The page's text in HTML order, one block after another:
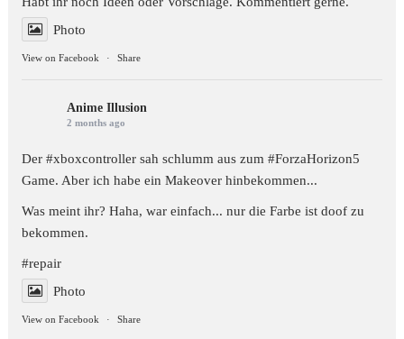
Photo
View on Facebook · Share
Anime Illusion
2 months ago
Der #xboxcontroller sah schlumm aus zum#ForzaHorizon5
Game. Aber ich habe ein Makeover hinbekommen...
Was meint ihr? Haha, war einfach... nur die Farbe ist doof zu
bekommen.
#repair
Photo
View on Facebook · Share